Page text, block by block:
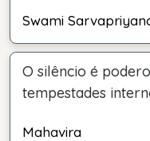
Swami
O silêncio é
tempestades
Mahavira